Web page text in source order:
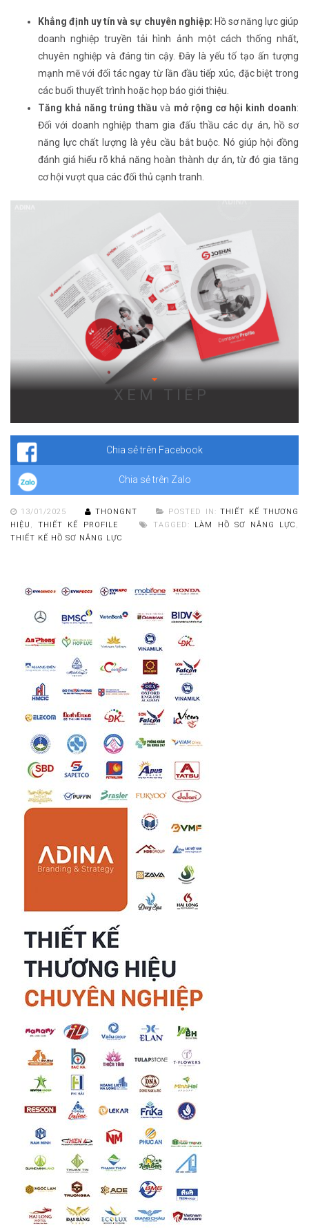
Khẳng định uy tín và sự chuyên nghiệp: Hồ sơ năng lực giúp
doanh nghiệp truyền tải hình ảnh một cách thống nhất,
chuyên nghiệp và đáng tin cậy. Đây là yếu tố tạo ấn tượng
mạnh mẽ với đối tác ngay từ lần đầu tiếp xúc, đặc biệt trong
các buổi thuyết trình hoặc họp báo giới thiệu.
Tăng khả năng trúng thầu và mở rộng cơ hội kinh doanh:
Đối với doanh nghiệp tham gia đấu thầu các dự án, hồ sơ
năng lực chất lượng là yêu cầu bắt buộc. Nó giúp hội đồng
đánh giá hiểu rõ khả năng hoàn thành dự án, từ đó gia tăng
cơ hội vượt qua các đối thủ cạnh tranh.
Tại sao nên sử dụng dịch vụ làm hồ sơ năng lực?
XEM TIẾP
Chia sẻ trên Facebook
Chia sẻ trên Zalo
13/01/2025 THONGNT POSTED IN:THIẾT KẾ THƯƠNG
HIỆU ,THIẾT KẾ PROFILE TAGGED: LÀM HỒ SƠ NĂNG LỰC ,
THIẾT KẾ HỒ SƠ NĂNG LỰC